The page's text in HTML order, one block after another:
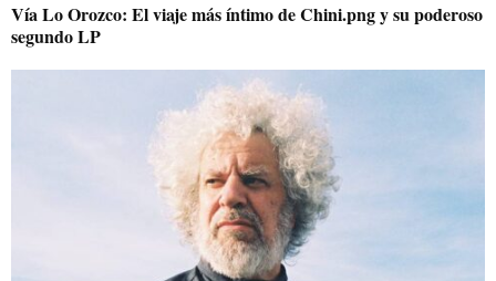
Vía Lo Orozco: El viaje más íntimo de Chini.png y su poderoso
segundo LP